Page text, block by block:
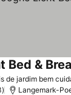
de jardim bem
Bed &
Langemark-